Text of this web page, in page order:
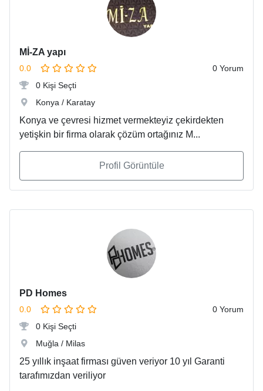
Mİ-ZA yapı
0.0
0 Yorum
0 Kişi Seçti
Konya / Karatay
Konya ve çevresi hizmet vermekteyiz çekirdekten
yetişkin bir firma olarak çözüm ortağınız M...
Profil Görüntüle
PD Homes
0.0
0 Yorum
0 Kişi Seçti
Muğla / Milas
25 yıllık inşaat firması güven veriyor 10 yıl Garanti
tarafımızdan veriliyor